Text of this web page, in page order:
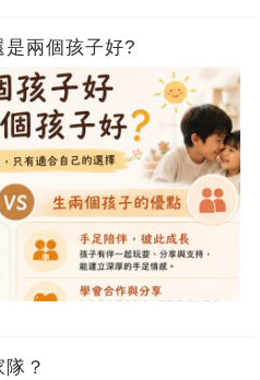
兩個孩子好?
？